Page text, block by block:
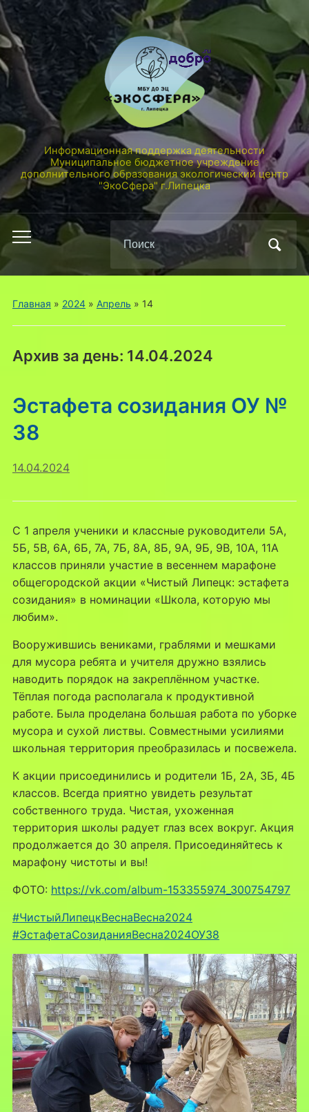
Информационная поддержка деятельности
Муниципальное бюджетное учреждение
дополнительного образования экологический центр
"ЭкоСфера" г.Липецка
Переключить
меню
Поиск
по:
Главная » 2024» Апрель » 14
Архив за день: 14.04.2024
Эстафета созидания ОУ №
38
14.04.2024
С 1 апреля ученики и классные руководители 5А,
5Б, 5В, 6А, 6Б, 7А, 7Б, 8А, 8Б, 9А, 9Б, 9В, 10А, 11А
классов приняли участие в весеннем марафоне
общегородской акции «Чистый Липецк: эстафета
созидания» в номинации «Школа, которую мы
любим».
Вооружившись вениками, граблями и мешками
для мусора ребята и учителя дружно взялись
наводить порядок на закреплённом участке.
Тёплая погода располагала к продуктивной
работе. Была проделана большая работа по уборке
мусора и сухой листвы. Совместными усилиями
школьная территория преобразилась и посвежела.
К акции присоединились и родители 1Б, 2А, 3Б, 4Б
классов. Всегда приятно увидеть результат
собственного труда. Чистая, ухоженная
территория школы радует глаз всех вокруг. Акция
продолжается до 30 апреля. Присоединяйтесь к
марафону чистоты и вы!
ФОТО: https://vk.com/album-153355974_300754797
#ЧистыйЛипецкВеснаВесна2024
#ЭстафетаСозиданияВесна2024ОУ38